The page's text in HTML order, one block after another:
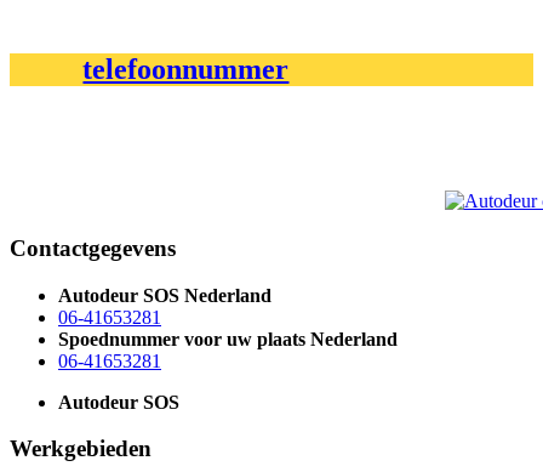
telefoonnummer
Contactgegevens
Autodeur SOS Nederland
06-41653281
Spoednummer voor uw plaats Nederland
06-41653281
Autodeur SOS
Werkgebieden